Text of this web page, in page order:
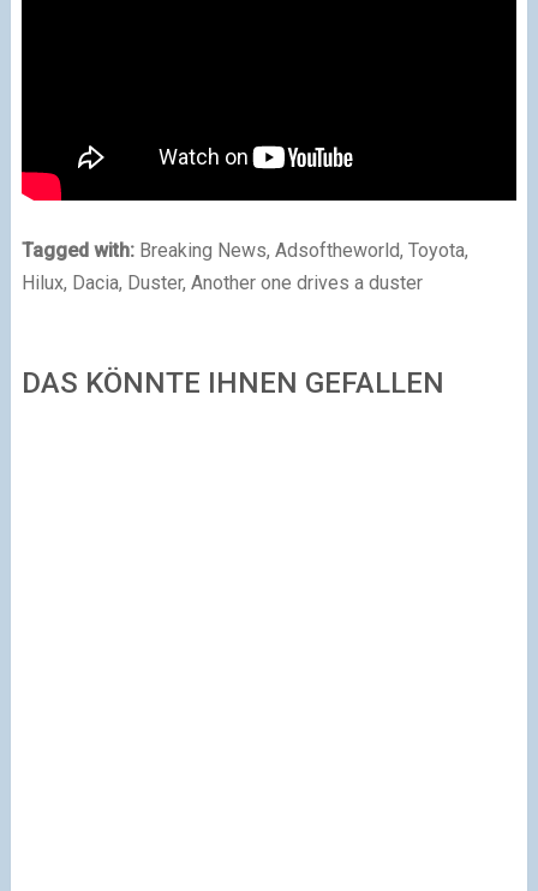
Tagged with: Breaking News, Adsoftheworld, Toyota,
Hilux, Dacia, Duster, Another one drives a duster
DAS KÖNNTE IHNEN GEFALLEN